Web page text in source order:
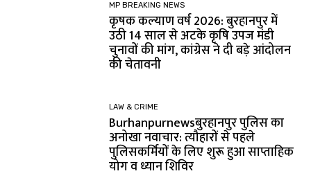
MP BREAKING NEWS
कृषक कल्याण वर्ष 2026: बुरहानपुर में
उठी 14 साल से अटके कृषि उपज मंडी
चुनावों की मांग, कांग्रेस ने दी बड़े आंदोलन
की चेतावनी
LAW & CRIME
Burhanpurnewsबुरहानपुर पुलिस का
अनोखा नवाचार: त्यौहारों से पहले
पुलिसकर्मियों के लिए शुरू हुआ साप्ताहिक
योग व ध्यान शिविर